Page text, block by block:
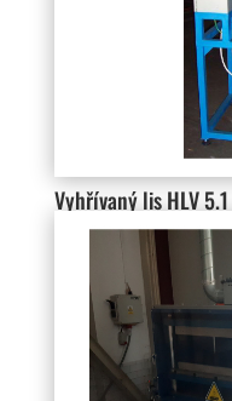
Vyhřívaný lis HLV 5.1